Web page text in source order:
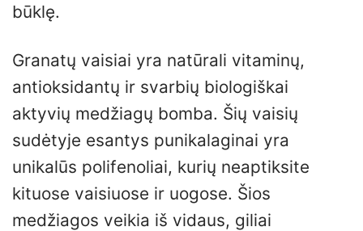
būklę.
Granatų vaisiai yra natūrali vitaminų,
antioksidantų ir svarbių biologiškai
aktyvių medžiagų bomba. Šių vaisių
sudėtyje esantys punikalaginai yra
unikalūs polifenoliai, kurių neaptiksite
kituose vaisiuose ir uogose. Šios
medžiagos veikia iš vidaus, giliai